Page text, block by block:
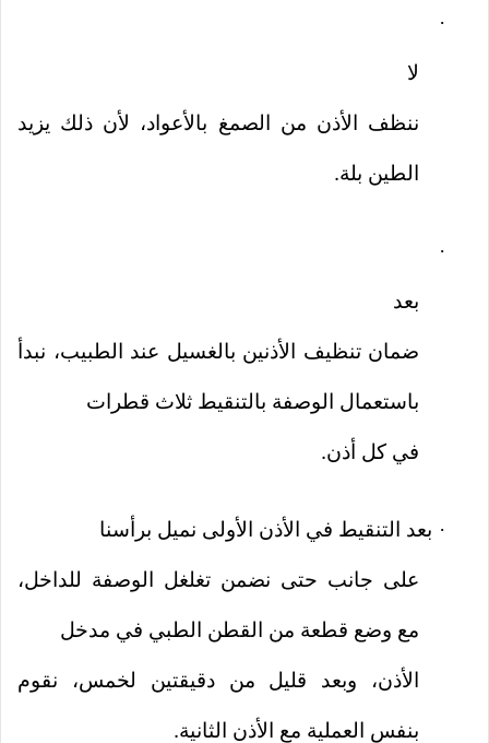
·
لا
ننظف الأذن من الصمغ بالأعواد، لأن ذلك يزيد
الطين بلة.
·
بعد
ضمان تنظيف الأذنين بالغسيل عند الطبيب، نبدأ
باستعمال الوصفة بالتنقيط ثلاث قطرات
في كل أذن.
· بعد التنقيط في الأذن الأولى نميل برأسنا
على جانب حتى نضمن تغلغل الوصفة للداخل،
مع وضع قطعة من القطن الطبي في مدخل
الأذن، وبعد قليل من دقيقتين لخمس، نقوم
بنفس العملية مع الأذن الثانية.